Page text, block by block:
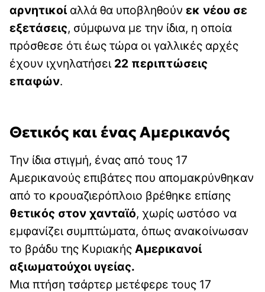
αρνητικοίαλλά θα υποβληθούν εκ νέου σε
εξετάσεις, σύμφωνα με την ίδια, η οποία
πρόσθεσε ότι έως τώρα οι γαλλικές αρχές
έχουν ιχνηλατήσει 22 περιπτώσεις
επαφών.
Θετικός και ένας Αμερικανός
Την ίδια στιγμή, ένας από τους 17
Αμερικανούς επιβάτες που απομακρύνθηκαν
από το κρουαζιερόπλοιο βρέθηκε επίσης
θετικός στον χανταϊό, χωρίς ωστόσο να
εμφανίζει συμπτώματα, όπως ανακοίνωσαν
το βράδυ της Κυριακής Αμερικανοί
αξιωματούχοι υγείας.
Μια πτήση τσάρτερ μετέφερε τους 17